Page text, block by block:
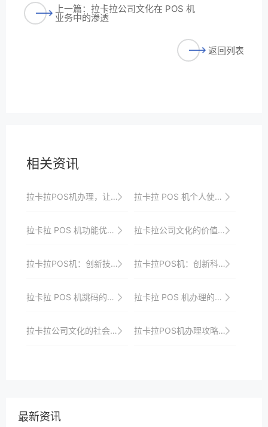
上一篇：拉卡拉公司文化在 POS 机
业务中的渗透
返回列表
相关资讯
拉卡拉POS机办理，让您的收银更加高效 拉卡拉 POS 机个人使用的售后服务
拉卡拉 POS 机功能优势类 拉卡拉公司文化的价值体现
拉卡拉POS机：创新技术，引领支付新趋势 拉卡拉POS机：创新科技，打造未来支付
拉卡拉 POS 机跳码的市场反馈 拉卡拉 POS 机办理的地域差异分析
拉卡拉公司文化的社会贡献 拉卡拉POS机办理攻略：提升商户支付效率的生意利器
最新资讯